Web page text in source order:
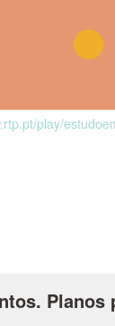
play/
Planos